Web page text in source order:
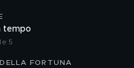
tempo
5
FORTUNA